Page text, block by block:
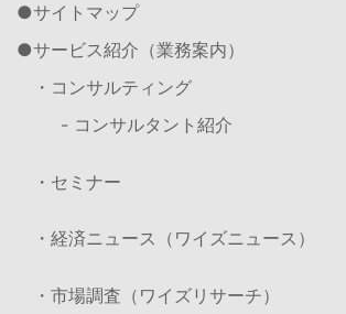
サイトマップ
サービス紹介（業務案内）
・コンサルティング
- コンサルタント紹介
・セミナー
・経済ニュース（ワイズニュース）
・市場調査（ワイズリサーチ）